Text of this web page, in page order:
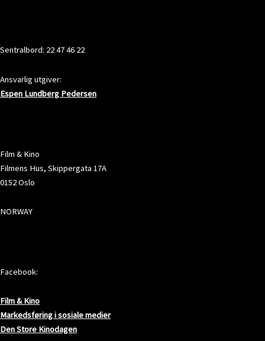
Sentralbord: 22 47 46 22
Ansvarlig utgiver:
Espen Lundberg Pedersen
Film & Kino
Filmens Hus, Skippergata 17A
0152 Oslo
NORWAY
Facebook:
Film & Kino
Markedsføring i sosiale medier
Den Store Kinodagen